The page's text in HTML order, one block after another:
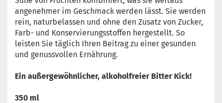
angenehmer im Geschmack werden lässt. Sie werden
rein, naturbelassen und ohne den Zusatz von Zucker,
Farb- und Konservierungsstoffen hergestellt. So
leisten Sie täglich Ihren Beitrag zu einer gesunden
und genussvollen Ernährung.
Ein außergewöhnlicher, alkoholfreier Bitter Kick!
350 ml